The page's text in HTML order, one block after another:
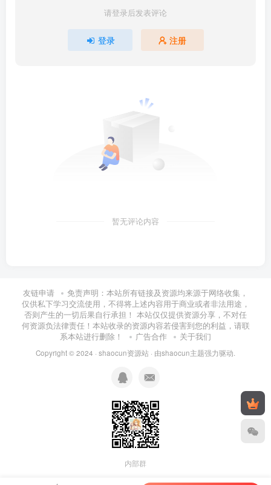
请登录后发表评论
登录 注册
暂无评论内容
友链申请
免责声明：本站所有链接及资源均来源于网络收集，
仅供私下学习交流使用，不得将上述内容用于商业或者非法用途，
否则产生的一切后果自行承担！ 本站仅仅提供资源分享，不对任
何资源负法律责任！本站收录的资源内容若侵害到您的利益，请联
系本站进行删除！
广告合作 关于我们
Copyright © 2024 · shaocun资源站 · 由shaocun主题强力驱动.
内部群